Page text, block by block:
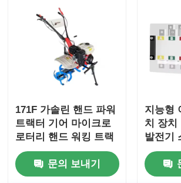
171F 가솔린 핸드 파워
트랙터 기어 마이크로
로터리 핸드 워킹 트랙
터
문의 보내기
지능형
치 장치
발전기